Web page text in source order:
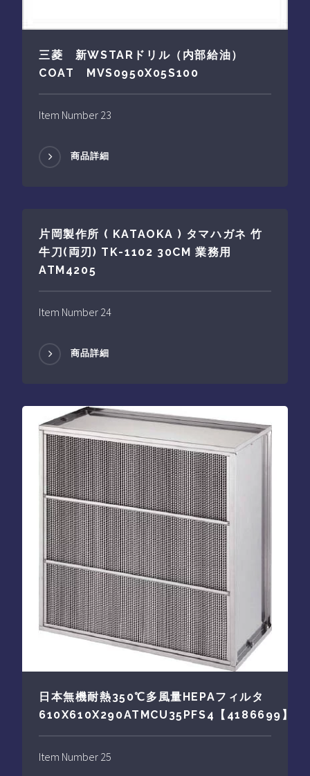
三菱 新WSTARドリル（内部給油）
COAT MVS0950X05S100
Item Number 23
商品詳細
片岡製作所 ( KATAOKA ) タマハガネ 竹
牛刀(両刃) TK-1102 30CM 業務用
ATM4205
Item Number 24
商品詳細
日本無機耐熱350℃多風量HEPAフィルタ
610X610X290ATMCU35PFS4【4186699】
Item Number 25